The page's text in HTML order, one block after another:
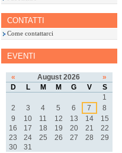
CONTATTI
Come contattarci
EVENTI
« August 2026
»
D
L M M G V
S
1
2
3 4 5 6 7
8
9
10 11 12 13 14
15
16
17 18 19 20 21
22
23
24 25 26 27 28
29
30
31